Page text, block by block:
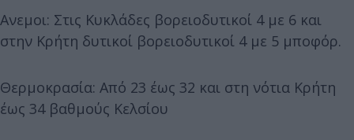
Ανεμοι: Στις Κυκλάδες βορειοδυτικοί 4 με 6 και
στην Κρήτη δυτικοί βορειοδυτικοί 4 με 5 μποφόρ.
Θερμοκρασία: Από 23 έως 32 και στη νότια Κρήτη
έως 34 βαθμούς Κελσίου